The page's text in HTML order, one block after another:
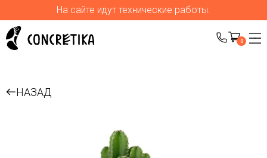
На сайте идут технические работы.
0
НАЗАД